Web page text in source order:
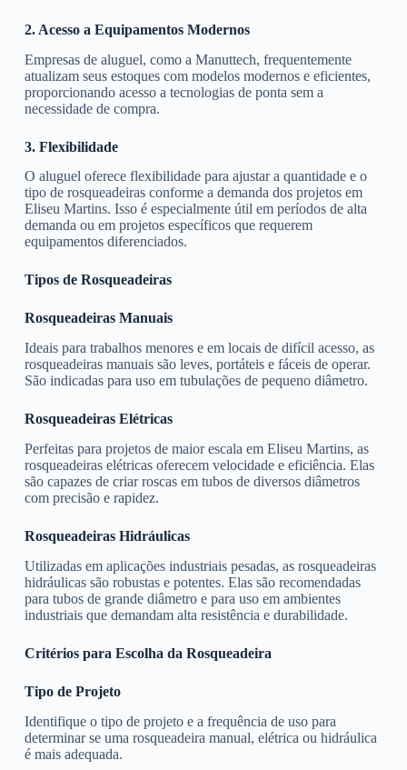
2. Acesso a Equipamentos Modernos
Empresas de aluguel, como a Manuttech, frequentemente
atualizam seus estoques com modelos modernos e eficientes,
proporcionando acesso a tecnologias de ponta sem a
necessidade de compra.
3. Flexibilidade
O aluguel oferece flexibilidade para ajustar a quantidade e o
tipo de rosqueadeiras conforme a demanda dos projetos em
Eliseu Martins. Isso é especialmente útil em períodos de alta
demanda ou em projetos específicos que requerem
equipamentos diferenciados.
Tipos de Rosqueadeiras
Rosqueadeiras Manuais
Ideais para trabalhos menores e em locais de difícil acesso, as
rosqueadeiras manuais são leves, portáteis e fáceis de operar.
São indicadas para uso em tubulações de pequeno diâmetro.
Rosqueadeiras Elétricas
Perfeitas para projetos de maior escala em Eliseu Martins, as
rosqueadeiras elétricas oferecem velocidade e eficiência. Elas
são capazes de criar roscas em tubos de diversos diâmetros
com precisão e rapidez.
Rosqueadeiras Hidráulicas
Utilizadas em aplicações industriais pesadas, as rosqueadeiras
hidráulicas são robustas e potentes. Elas são recomendadas
para tubos de grande diâmetro e para uso em ambientes
industriais que demandam alta resistência e durabilidade.
Critérios para Escolha da Rosqueadeira
Tipo de Projeto
Identifique o tipo de projeto e a frequência de uso para
determinar se uma rosqueadeira manual, elétrica ou hidráulica
é mais adequada.